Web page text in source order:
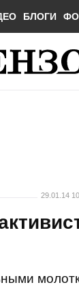
БЛОГИ
29.01.14